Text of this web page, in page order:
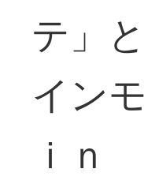
テ」
イン
ｉｎ